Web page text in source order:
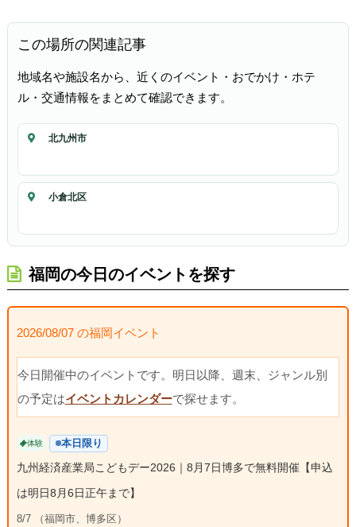
この場所の関連記事
地域名や施設名から、近くのイベント・おでかけ・ホテ
ル・交通情報をまとめて確認できます。
北九州市
小倉北区
福岡の今日のイベントを探す
2026/08/07 の福岡イベント
今日開催中のイベントです。明日以降、週末、ジャンル別
の予定はイベントカレンダーで探せます。
体験 本日限り
九州経済産業局こどもデー2026｜8月7日博多で無料開催【申込
は明日8月6日正午まで】
8/7 （福岡市、博多区）